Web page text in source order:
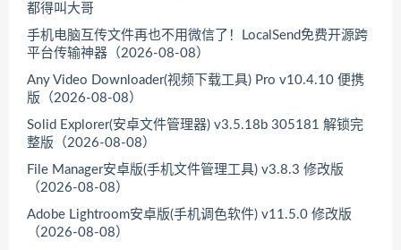
都得叫大哥
手机电脑互传文件再也不用微信了！LocalSend免费开源跨
平台传输神器（2026-08-08）
Any Video Downloader(视频下载工具) Pro v10.4.10 便携
版（2026-08-08）
Solid Explorer(安卓文件管理器) v3.5.18b 305181 解锁完
整版（2026-08-08）
File Manager安卓版(手机文件管理工具) v3.8.3 修改版
（2026-08-08）
Adobe Lightroom安卓版(手机调色软件) v11.5.0 修改版
（2026-08-08）